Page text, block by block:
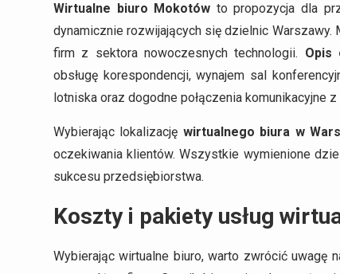
Wirtualne biuro Mokotów to propozycja dla
dynamicznie rozwijających się dzielnic
firm z sektora nowoczesnych technologii. Opis
obsługę korespondencji, wynajem sal
lotniska oraz dogodne połączenia komunikacyjne
Wybierając lokalizację wirtualnego biura w
oczekiwania klientów. Wszystkie wymienione
sukcesu przedsiębiorstwa.
Koszty i pakiety usług
Wybierając wirtualne biuro, warto zwrócić uwagę